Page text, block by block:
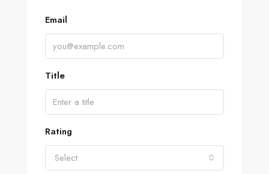
Email
Title
Rating
Select